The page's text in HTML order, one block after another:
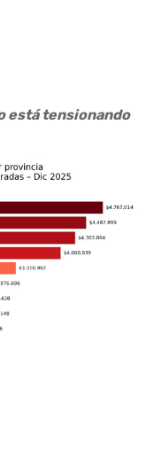
está tensionando